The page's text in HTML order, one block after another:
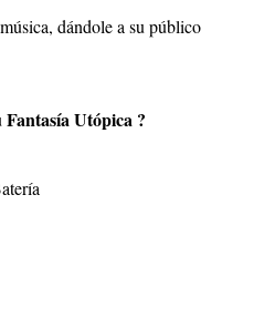
dándole a su público
Fantasía Utópica ?